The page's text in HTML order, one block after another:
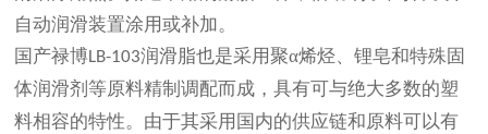
自动润滑装置涂用或补加。
国产禄博LB-103润滑脂也是采用聚α烯烃、锂皂和特殊固
体润滑剂等原料精制调配而成，具有可与绝大多数的塑
料相容的特性。由于其采用国内的供应链和原料可以有